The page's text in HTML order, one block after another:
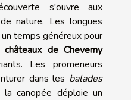
s'ouvre aux
nature. Les longues
temps généreux pour
châteaux de Cheverny
Les promeneurs
dans les balades
canopée déploie un